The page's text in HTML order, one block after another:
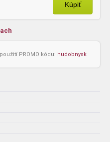
Kúpiť
PROMO kódu: hudobnysk